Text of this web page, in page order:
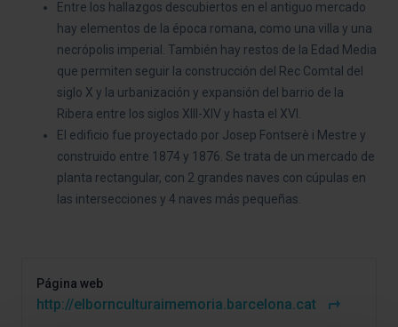
Entre los hallazgos descubiertos en el antiguo mercado
hay elementos de la época romana, como una villa y una
necrópolis imperial. También hay restos de la Edad Media
que permiten seguir la construcción del Rec Comtal del
siglo X y la urbanización y expansión del barrio de la
Ribera entre los siglos XIII-XIV y hasta el XVI.
El edificio fue proyectado por Josep Fontserè i Mestre y
construido entre 1874 y 1876. Se trata de un mercado de
planta rectangular, con 2 grandes naves con cúpulas en
las intersecciones y 4 naves más pequeñas.
Página web
http://elbornculturaimemoria.barcelona.cat